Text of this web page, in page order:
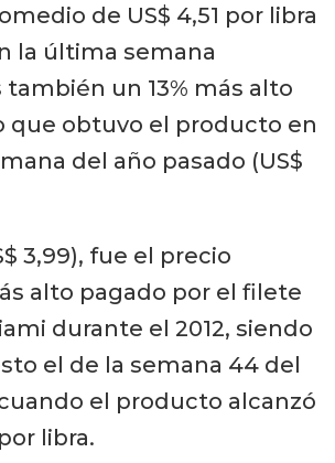
de US$ 4,51 por libra
la última semana
también un 13% más alto
que obtuvo el producto en
del año pasado (US$
3,99), fue el precio
alto pagado por el filete
durante el 2012, siendo
el de la semana 44 del
el producto alcanzó
libra.